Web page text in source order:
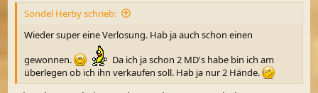
Sondel Herby schrieb:
Wieder super eine Verlosung. Hab ja auch schon einen
gewonnen.
Da ich ja schon 2 MD's habe bin ich am
überlegen ob ich ihn verkaufen soll. Hab ja nur 2 Hände.